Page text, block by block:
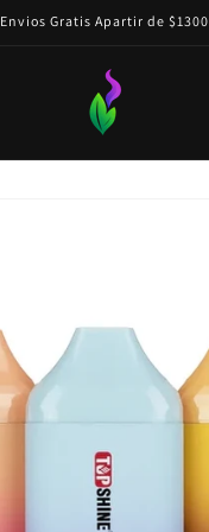
Envios Gratis Apartir de $1300